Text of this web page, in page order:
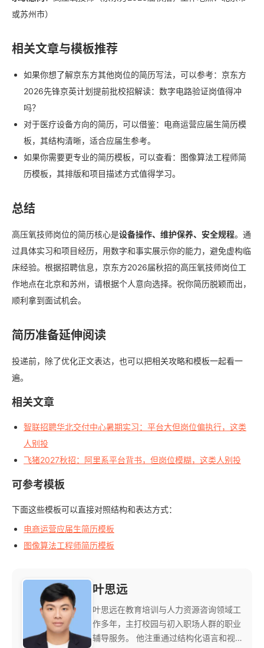
或苏州市）
相关文章与模板推荐
如果你想了解京东方其他岗位的简历写法，可以参考：京东方
2026先锋京英计划提前批校招解读：数字电路验证岗值得冲
吗？
对于医疗设备方向的简历，可以借鉴：电商运营应届生简历模
板，其结构清晰，适合应届生参考。
如果你需要更专业的简历模板，可以查看：图像算法工程师简
历模板，其排版和项目描述方式值得学习。
总结
高压氧技师岗位的简历核心是设备操作、维护保养、安全规程。通
过具体实习和项目经历，用数字和事实展示你的能力，避免虚构临
床经验。根据招聘信息，京东方2026届秋招的高压氧技师岗位工
作地点在北京和苏州，请根据个人意向选择。祝你简历脱颖而出，
顺利拿到面试机会。
简历准备延伸阅读
投递前，除了优化正文表达，也可以把相关攻略和模板一起看一
遍。
相关文章
智联招聘华北交付中心暑期实习：平台大但岗位偏执行，这类
人别投
飞猪2027秋招：阿里系平台背书，但岗位模糊，这类人别投
可参考模板
下面这些模板可以直接对照结构和表达方式：
电商运营应届生简历模板
图像算法工程师简历模板
叶思远
叶思远在教育培训与人力资源咨询领域工
作多年，主打校园与初入职场人群的职业
辅导服务。 他注重通过结构化语言和视